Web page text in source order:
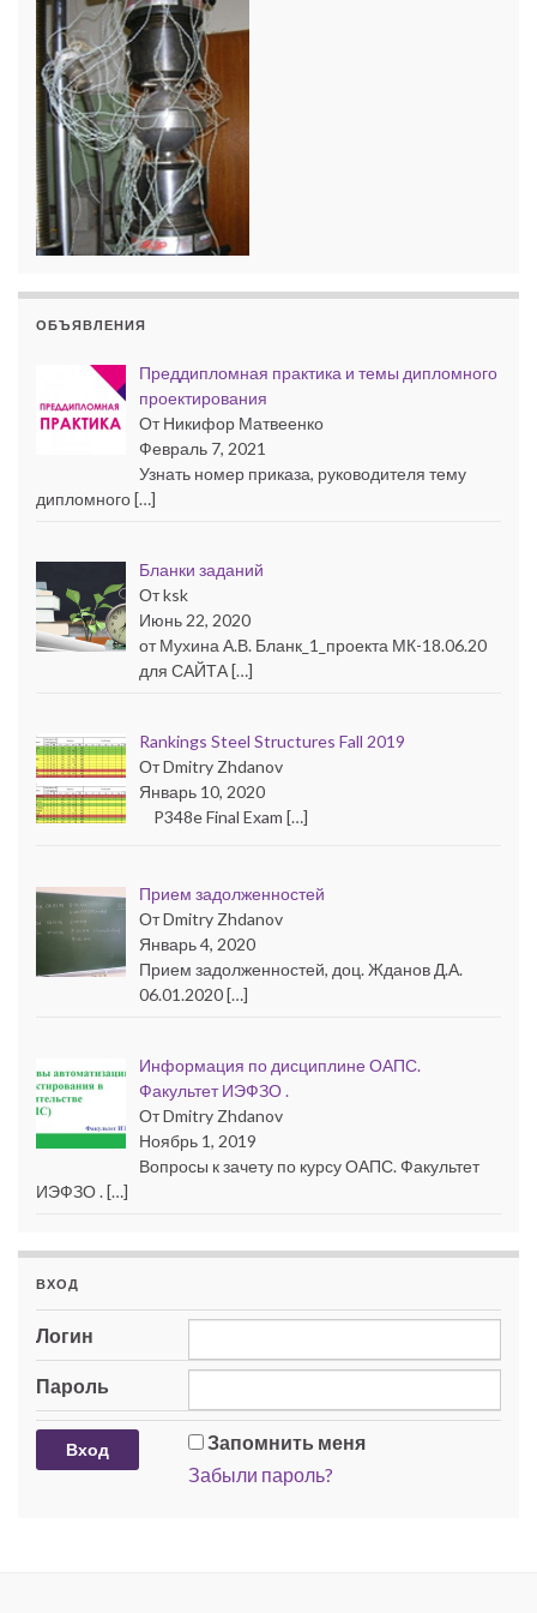
ОБЪЯВЛЕНИЯ
Преддипломная практика и темы дипломного
проектирования
От Никифор Матвеенко
Февраль 7, 2021
Узнать номер приказа, руководителя тему
дипломного […]
Бланки заданий
От ksk
Июнь 22, 2020
от Мухина А.В. Бланк_1_проекта МК-18.06.20
для САЙТА […]
Rankings Steel Structures Fall 2019
От Dmitry Zhdanov
Январь 10, 2020
P348e Final Exam […]
Прием задолженностей
От Dmitry Zhdanov
Январь 4, 2020
Прием задолженностей, доц. Жданов Д.А.
06.01.2020 […]
Информация по дисциплине ОАПС.
Факультет ИЭФЗО .
От Dmitry Zhdanov
Ноябрь 1, 2019
Вопросы к зачету по курсу ОАПС. Факультет
ИЭФЗО . […]
ВХОД
Логин
Пароль
Запомнить меня
Забыли пароль?